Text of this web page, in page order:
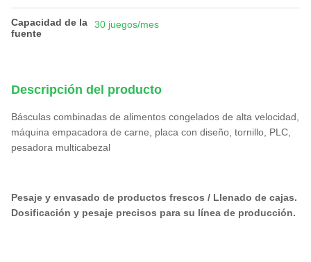
Capacidad de la
fuente
30 juegos/mes
Descripción del producto
Básculas combinadas de alimentos congelados de alta velocidad,
máquina empacadora de carne, placa con diseño, tornillo, PLC,
pesadora multicabezal
Pesaje y envasado de productos frescos / Llenado de cajas.
Dosificación y pesaje precisos para su línea de producción.